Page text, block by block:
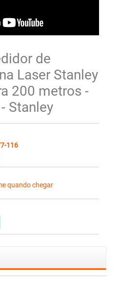
de
Laser Stanley
200 metros -
Stanley
116
quando chegar